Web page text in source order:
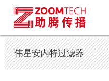
伟星安内特过滤器